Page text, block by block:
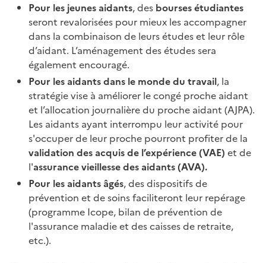
Pour les jeunes aidants, des bourses étudiantes
seront revalorisées pour mieux les accompagner
dans la combinaison de leurs études et leur rôle
d’aidant. L’aménagement des études sera
également encouragé.
Pour les aidants dans le monde du travail, la
stratégie vise à améliorer le congé proche aidant
et l’allocation journalière du proche aidant (AJPA).
Les aidants ayant interrompu leur activité pour
s'occuper de leur proche pourront profiter de la
validation des acquis de l’expérience (VAE) et de
l'assurance vieillesse des aidants (AVA).
Pour les aidants âgés, des dispositifs de
prévention et de soins faciliteront leur repérage
(programme Icope, bilan de prévention de
l'assurance maladie et des caisses de retraite,
etc.).